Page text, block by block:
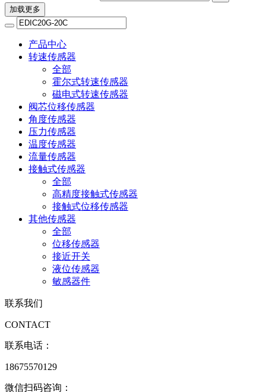
加载更多
产品中心
转速传感器
全部
霍尔式转速传感器
磁电式转速传感器
阀芯位移传感器
角度传感器
压力传感器
温度传感器
流量传感器
接触式传感器
全部
高精度接触式传感器
接触式位移传感器
其他传感器
全部
位移传感器
接近开关
液位传感器
敏感器件
联系我们
CONTACT
联系电话：
18675570129
微信扫码咨询：